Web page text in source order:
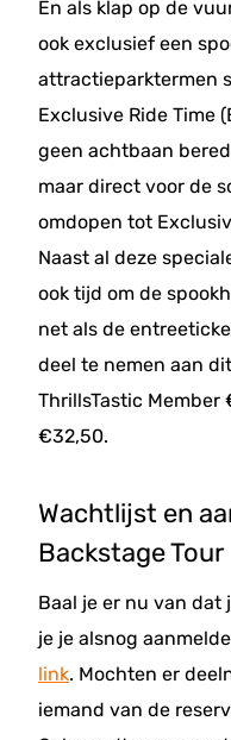
En als klap op de
ook exclusief een
attractieparktermen
Exclusive Ride Time
geen achtbaan
maar direct voor de
omdopen tot
Naast al deze
ook tijd om de
net als de
deel te nemen aan
ThrillsTastic
€32,50.
Wachtlijst en
Backstage Tour
Baal je er nu van dat
je je alsnog
link. Mochten er
iemand van de